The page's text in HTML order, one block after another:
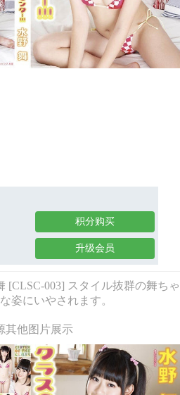
积分购买
升级会员
[CLSC-003] スタイル抜群の舞ちゃ
姿にいやされます。
其他图片展示